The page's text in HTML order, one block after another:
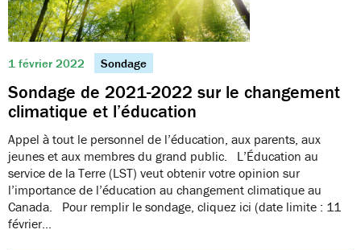
1 février 2022 Sondage
Sondage de 2021-2022 sur le changement
climatique et l’éducation
Appel à tout le personnel de l’éducation, aux parents, aux
jeunes et aux membres du grand public. L’Éducation au
service de la Terre (LST) veut obtenir votre opinion sur
l’importance de l’éducation au changement climatique au
Canada. Pour remplir le sondage, cliquez ici (date limite : 11
février…